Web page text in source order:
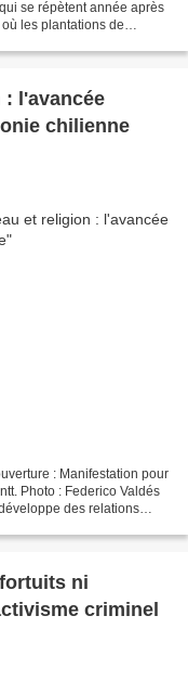
se répètent année après
les plantations de
: l'avancée
chilienne
: Manifestation pour
Photo : Federico Valdés
des relations
ni
criminel